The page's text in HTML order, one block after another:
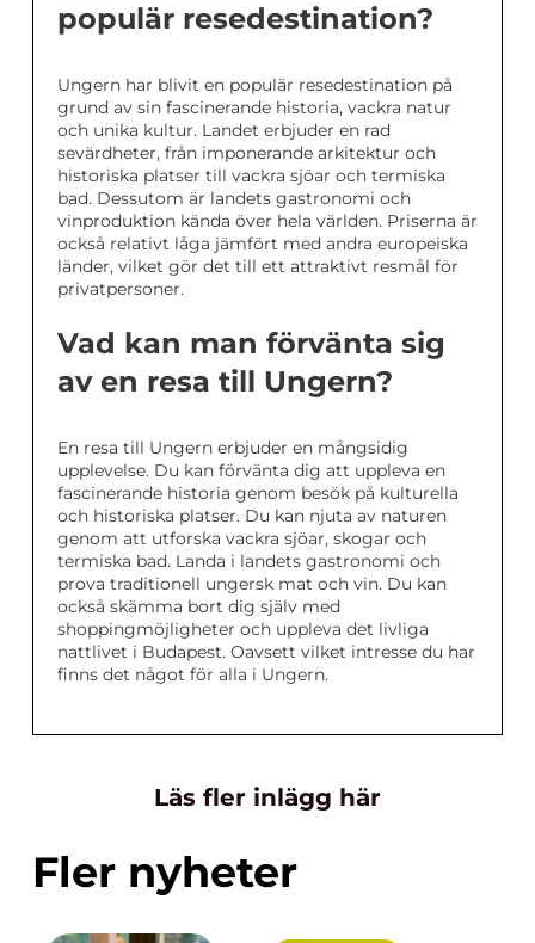
populär resedestination?
Ungern har blivit en populär resedestination på
grund av sin fascinerande historia, vackra natur
och unika kultur. Landet erbjuder en rad
sevärdheter, från imponerande arkitektur och
historiska platser till vackra sjöar och termiska
bad. Dessutom är landets gastronomi och
vinproduktion kända över hela världen. Priserna är
också relativt låga jämfört med andra europeiska
länder, vilket gör det till ett attraktivt resmål för
privatpersoner.
Vad kan man förvänta sig
av en resa till Ungern?
En resa till Ungern erbjuder en mångsidig
upplevelse. Du kan förvänta dig att uppleva en
fascinerande historia genom besök på kulturella
och historiska platser. Du kan njuta av naturen
genom att utforska vackra sjöar, skogar och
termiska bad. Landa i landets gastronomi och
prova traditionell ungersk mat och vin. Du kan
också skämma bort dig själv med
shoppingmöjligheter och uppleva det livliga
nattlivet i Budapest. Oavsett vilket intresse du har
finns det något för alla i Ungern.
Läs fler inlägg här
Fler nyheter